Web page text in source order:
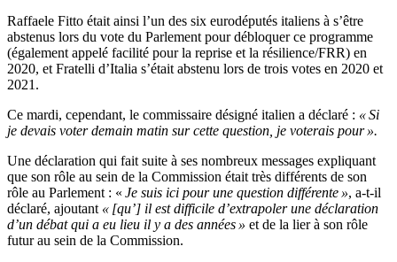
Raffaele Fitto était ainsi l’un des six eurodéputés italiens à s’être
abstenus lors du vote du Parlement pour débloquer ce programme
(également appelé facilité pour la reprise et la résilience/FRR) en
2020, et Fratelli d’Italia s’était abstenu lors de trois votes en 2020 et
2021.
Ce mardi, cependant, le commissaire désigné italien a déclaré : « Si
je devais voter demain matin sur cette question, je voterais pour ».
Une déclaration qui fait suite à ses nombreux messages expliquant
que son rôle au sein de la Commission était très différents de son
rôle au Parlement : « Je suis ici pour une question différente », a-t-il
déclaré, ajoutant « [qu’] il est difficile d’extrapoler une déclaration
d’un débat qui a eu lieu il y a des années » et de la lier à son rôle
futur au sein de la Commission.